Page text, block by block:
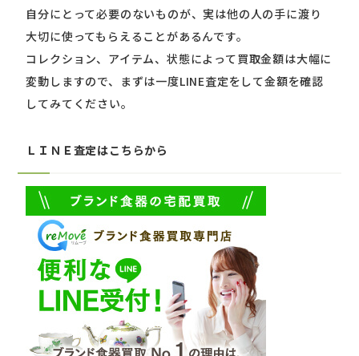
自分にとって必要のないものが、実は他の人の手に渡り
大切に使ってもらえることがあるんです。
コレクション、アイテム、状態によって買取金額は大幅に
変動しますので、まずは一度LINE査定をして金額を確認
してみてください。
ＬＩＮＥ査定はこちらから